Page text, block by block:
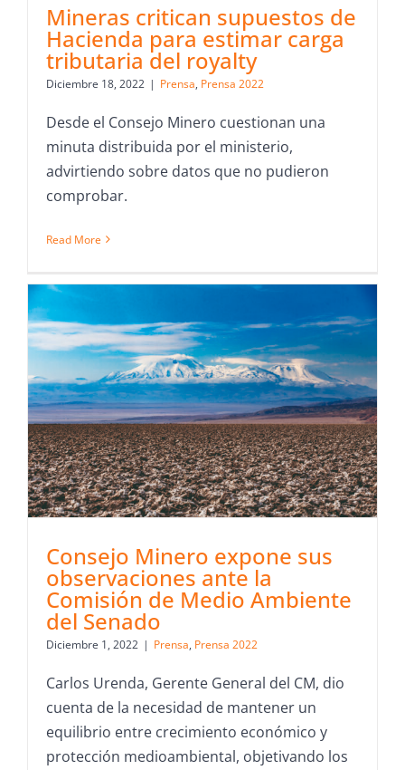
Mineras critican supuestos de
Hacienda para estimar carga
tributaria del royalty
Diciembre 18, 2022 | Prensa, Prensa 2022
Desde el Consejo Minero cuestionan una
minuta distribuida por el ministerio,
advirtiendo sobre datos que no pudieron
comprobar.
Read More
Consejo Minero expone sus
observaciones ante la
Comisión de Medio Ambiente
del Senado
Diciembre 1, 2022 | Prensa, Prensa 2022
Carlos Urenda, Gerente General del CM, dio
cuenta de la necesidad de mantener un
equilibrio entre crecimiento económico y
protección medioambiental, objetivando los